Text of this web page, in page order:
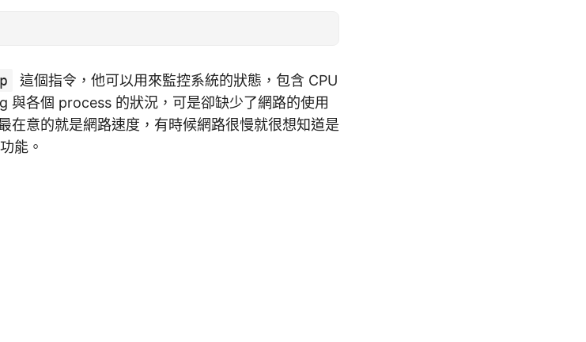
這個指令，他可以用來監控系統的狀態，包含 CPU
與各個 process 的狀況，可是卻缺少了網路的使用
在意的就是網路速度，有時候網路很慢就很想知道是
能。